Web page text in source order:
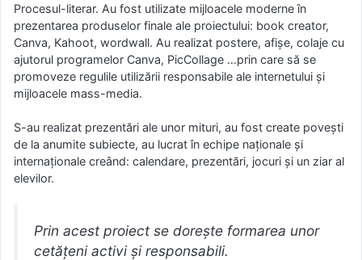
Procesul-literar. Au fost utilizate mijloacele moderne în
prezentarea produselor finale ale proiectului: book creator,
Canva, Kahoot, wordwall. Au realizat postere, afișe, colaje cu
ajutorul programelor Canva, PicCollage …prin care să se
promoveze regulile utilizării responsabile ale internetului și
mijloacele mass-media.
S-au realizat prezentări ale unor mituri, au fost create povești
de la anumite subiecte, au lucrat în echipe naționale și
internaționale creând: calendare, prezentări, jocuri și un ziar al
elevilor.
Prin acest proiect se dorește formarea unor
cetățeni activi și responsabili.